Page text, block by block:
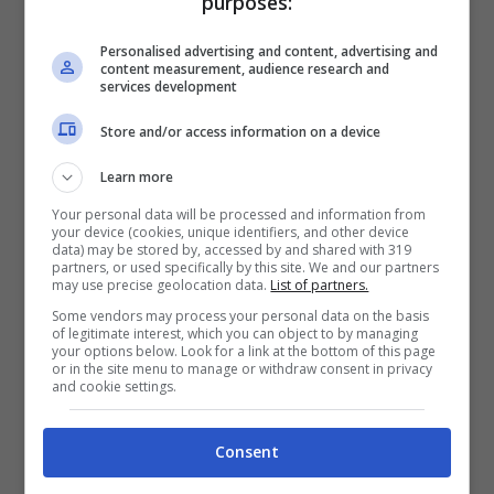
Luciano Giannelli solonotizie
Personalised advertising and content, advertising and
content measurement, audience research and
services development
Store and/or access information on a device
Learn more
Your personal data will be processed and information from
your device (cookies, unique identifiers, and other device
data) may be stored by, accessed by and shared with 319
partners, or used specifically by this site. We and our partners
may use precise geolocation data. List of partners.
Some vendors may process your personal data on the basis
of legitimate interest, which you can object to by managing
your options below. Look for a link at the bottom of this page
or in the site menu to manage or withdraw consent in privacy
and cookie settings.
Consent